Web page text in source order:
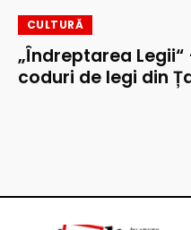
CULTURĂ
„Îndreptarea
coduri de legi din